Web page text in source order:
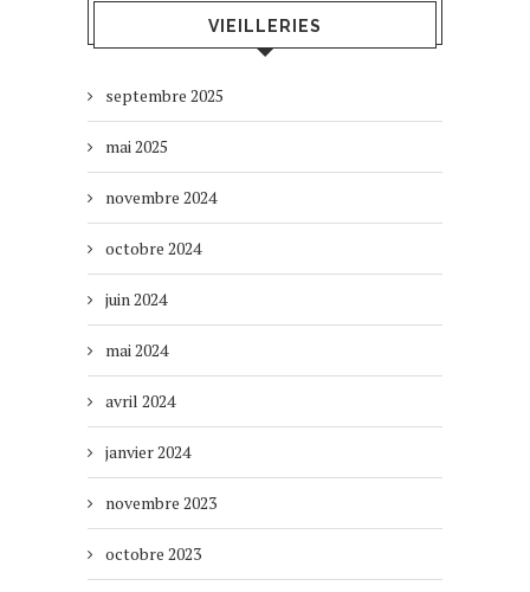
VIEILLERIES
septembre 2025
mai 2025
novembre 2024
octobre 2024
juin 2024
mai 2024
avril 2024
janvier 2024
novembre 2023
octobre 2023